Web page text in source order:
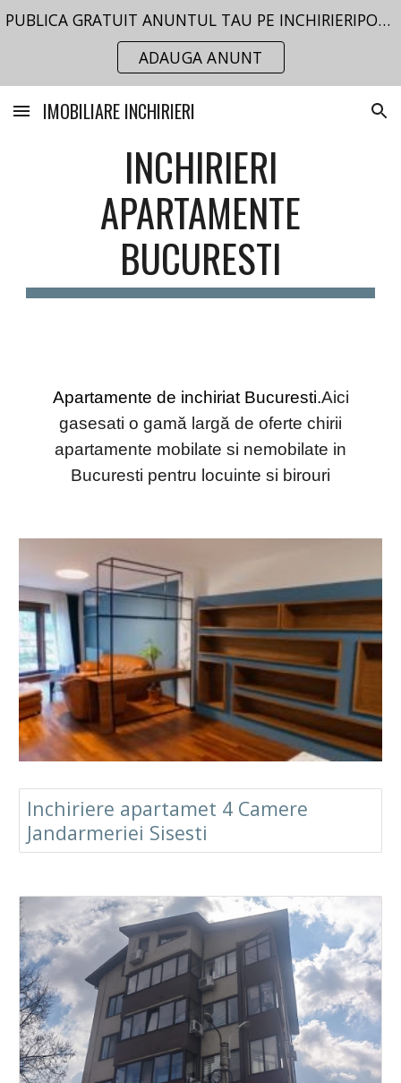
PUBLICA GRATUIT ANUNTUL TAU PE INCHIRIERIPORTAL.RO
ADAUGA ANUNT
IMOBILIARE INCHIRIERI
INCHIRIERI
APARTAMENTE
BUCURESTI
Apartamente de inchiriat Bucuresti.Aici
gasesati o gamă largă de oferte chirii
apartamente mobilate si nemobilate in
Bucuresti pentru locuinte si birouri
Inchiriere apartamet 4 Camere
Jandarmeriei Sisesti